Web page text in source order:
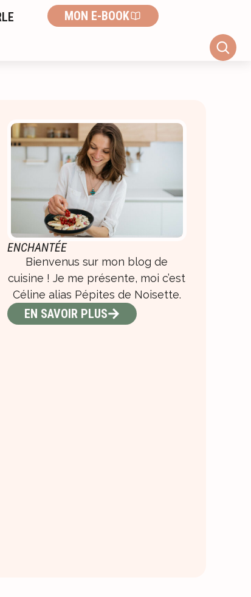
MON E-BOOK
ENCHANTÉE
Bienvenus sur mon blog de
cuisine ! Je me présente, moi c’est
Céline alias Pépites de Noisette.
EN SAVOIR PLUS